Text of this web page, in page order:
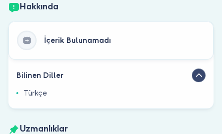
Hakkında
İçerik Bulunamadı
Bilinen Diller
Türkçe
Uzmanlıklar